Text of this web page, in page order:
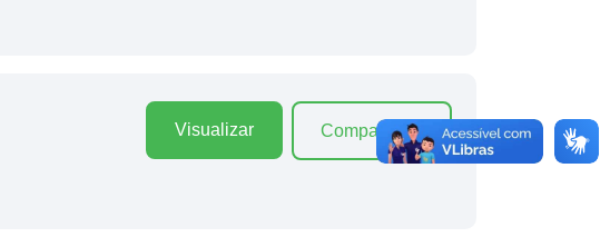
Visualizar Compartilhar